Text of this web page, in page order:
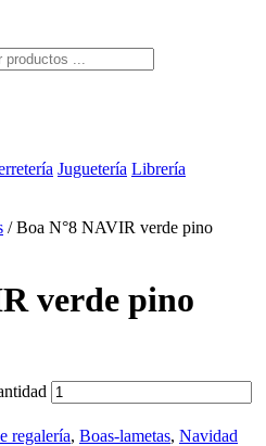
Juguetería Librería
/ Boa N°8 NAVIR verde pino
verde pino
regalería, Boas-lametas, Navidad